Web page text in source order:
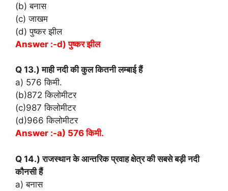
(b) बनास
(c) जाखम
(d) पुष्कर झील
Answer :-d) पुष्कर झील
Q 13.) माही नदी की कुल कितनी लम्बाई हैं
a) 576 किमी.
(b)872 किलोमीटर
(c)987 किलोमीटर
(d)966 किलोमीटर
Answer :-a) 576 किमी.
Q 14.) राजस्थान के आन्तरिक प्रवाह क्षेत्र की सबसे बड़ी नदी
कौनसी हैं
a) बनास